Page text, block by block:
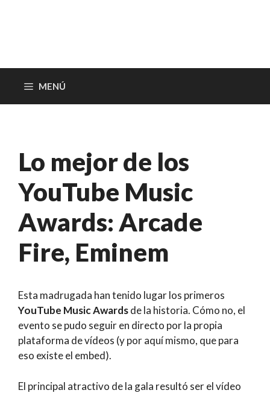
MENÚ
Lo mejor de los
YouTube Music
Awards: Arcade
Fire, Eminem
Esta madrugada han tenido lugar los primeros
YouTube Music Awardsde la historia. Cómo no, el
evento se pudo seguir en directo por la propia
plataforma de vídeos (y por aquí mismo, que para
eso existe el embed).
El principal atractivo de la gala resultó ser el vídeo